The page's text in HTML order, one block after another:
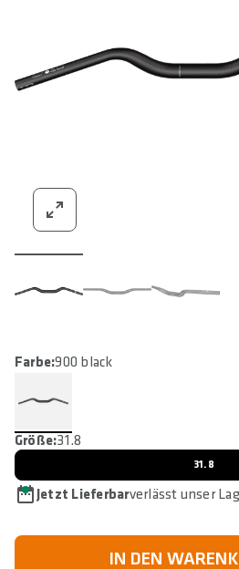
Jetzt Lieferbarverlässt unser
Farbe:900 black
Größe:31.8
31.8
IN DEN